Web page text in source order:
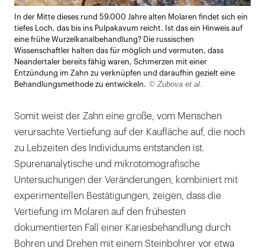
öffnen
In der Mitte dieses rund 59.000 Jahre alten Molaren findet sich ein
tiefes Loch, das bis ins Pulpakavum reicht. Ist das ein Hinweis auf
eine frühe Wurzelkanalbehandlung? Die russischen
Wissenschaftler halten das für möglich und vermuten, dass
Neandertaler bereits fähig waren, Schmerzen mit einer
Entzündung im Zahn zu verknüpfen und daraufhin gezielt eine
Behandlungsmethode zu entwickeln. © Zubova et al.
Somit weist der Zahn eine große, vom Menschen
verursachte Vertiefung auf der Kaufläche auf, die noch
zu Lebzeiten des Individuums entstanden ist.
Spurenanalytische und mikrotomografische
Untersuchungen der Veränderungen, kombiniert mit
experimentellen Bestätigungen, zeigen, dass die
Vertiefung im Molaren auf den frühesten
dokumentierten Fall einer Kariesbehandlung durch
Bohren und Drehen mit einem Steinbohrer vor etwa